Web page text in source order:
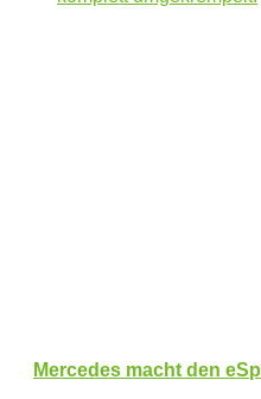
Mercedes macht den